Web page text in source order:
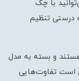
با چک
درستی تنظیم
و بسته به مدل
است تفاوت‌هایی